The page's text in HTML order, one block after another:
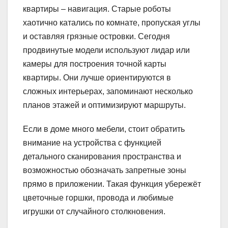
квартиры – навигация. Старые роботы
хаотично катались по комнате, пропуская углы
и оставляя грязные островки. Сегодня
продвинутые модели используют лидар или
камеры для построения точной карты
квартиры. Они лучше ориентируются в
сложных интерьерах, запоминают несколько
планов этажей и оптимизируют маршруты.
Если в доме много мебели, стоит обратить
внимание на устройства с функцией
детального сканирования пространства и
возможностью обозначать запретные зоны
прямо в приложении. Такая функция убережёт
цветочные горшки, провода и любимые
игрушки от случайного столкновения.